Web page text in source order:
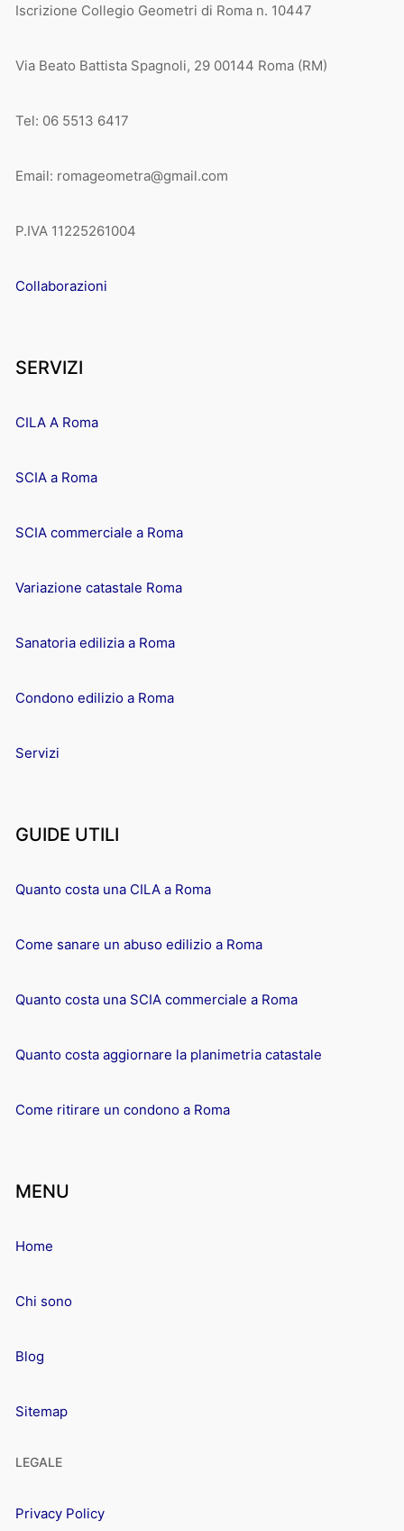
Iscrizione Collegio Geometri di Roma n. 10447
Via Beato Battista Spagnoli, 29 00144 Roma (RM)
Tel: 06 5513 6417
Email: romageometra@gmail.com
P.IVA 11225261004
Collaborazioni
SERVIZI
CILA A Roma
SCIA a Roma
SCIA commerciale a Roma
Variazione catastale Roma
Sanatoria edilizia a Roma
Condono edilizio a Roma
Servizi
GUIDE UTILI
Quanto costa una CILA a Roma
Come sanare un abuso edilizio a Roma
Quanto costa una SCIA commerciale a Roma
Quanto costa aggiornare la planimetria catastale
Come ritirare un condono a Roma
MENU
Home
Chi sono
Blog
Sitemap
LEGALE
Privacy Policy